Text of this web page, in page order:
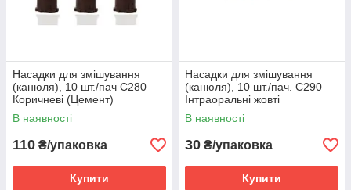
Насадки для змішування
(канюля), 10 шт./пач С280
Коричневі (Цемент)
В наявності
110 ₴/упаковка
Купити
Насадки для змішування
(канюля), 10 шт./пач. С290
Інтраоральні жовті
В наявності
30 ₴/упаковка
Купити